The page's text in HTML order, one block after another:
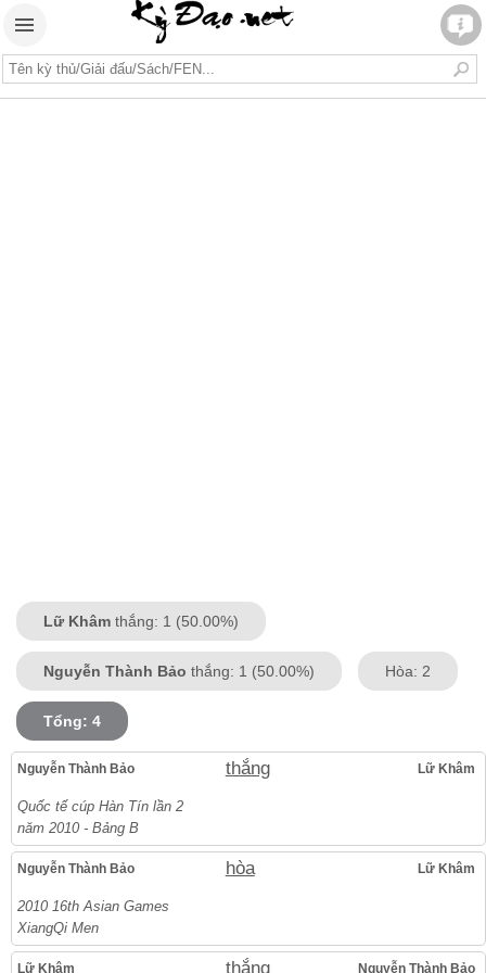
Lữ Khâm thắng: 1 (50.00%)
Nguyễn Thành Bảo thắng: 1 (50.00%) Hòa: 2
Tổng: 4
Nguyễn Thành Bảo thắng Lữ Khâm
Quốc tế cúp Hàn Tín lần 2
năm 2010 - Bảng B
Nguyễn Thành Bảo hòa Lữ Khâm
2010 16th Asian Games
XiangQi Men
Lữ Khâm thắng Nguyễn Thành Bảo